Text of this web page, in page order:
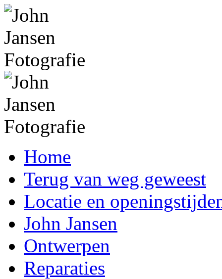
Home
Terug van weg geweest
Locatie en
John Jansen
Ontwerpen
Reparaties